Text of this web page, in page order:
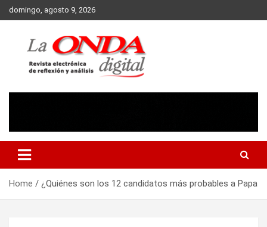
Skip
to
domingo, agosto 9, 2026
Home ¿Quiénes son los 12 candidatos más probables a Papa